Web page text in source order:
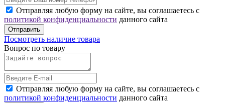
Отправляя любую форму на сайте, вы соглашаетесь с
политикой конфиденциальности данного сайта
Отправить
Посмотреть наличие товара
Вопрос по товару
Отправляя любую форму на сайте, вы соглашаетесь с
политикой конфиденциальности данного сайта